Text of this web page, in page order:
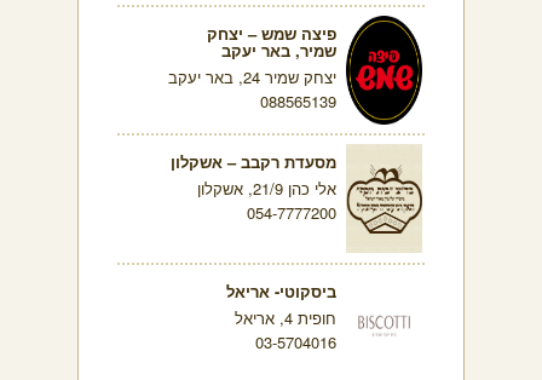
פיצה שמש – יצחק
שמיר, באר יעקב
יצחק שמיר 24, באר יעקב
088565139
מסעדת רקבב – אשקלון
אלי כהן 21/9, אשקלון
054-7777200
ביסקוטי- אריאל
חופית 4, אריאל
03-5704016